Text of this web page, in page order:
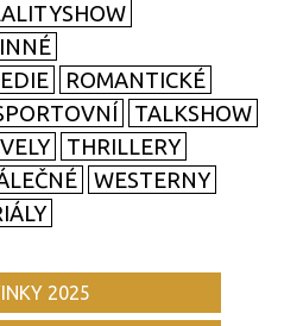
ROMANTICKÉ
TALKSHOW
THRILLERY
WESTERNY
2025